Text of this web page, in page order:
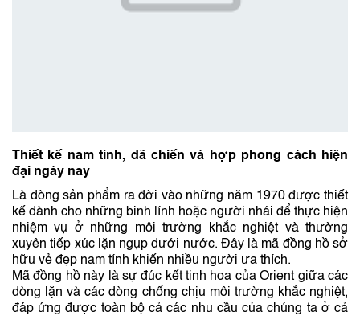
Thiết kế nam tính, dã chiến và hợp phong cách hiện
đại ngày nay
Là dòng sản phẩm ra đời vào những năm 1970 được thiết
kế dành cho những binh lính hoặc người nhái để thực hiện
nhiệm vụ ở những môi trường khắc nghiệt và thường
xuyên tiếp xúc lặn ngụp dưới nước. Đây là mã đồng hồ sở
hữu vẻ đẹp nam tính khiến nhiều người ưa thích.
Mã đồng hồ này là sự đúc kết tinh hoa của Orient giữa các
dòng lặn và các dòng chống chịu môi trường khắc nghiệt,
đáp ứng được toàn bộ cả các nhu cầu của chúng ta ở cả